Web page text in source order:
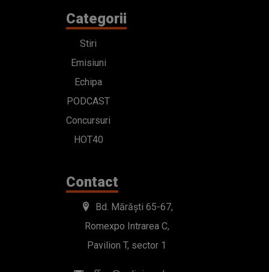
Categorii
Stiri
Emisiuni
Echipa
PODCAST
Concursuri
HOT40
Contact
Bd. Mărăști 65-67,
Romexpo Intrarea C,
Pavilion T, sector 1